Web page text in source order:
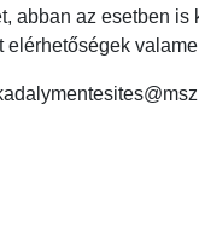
abban az esetben is
elérhetőségek